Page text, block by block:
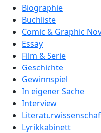
Biographie
Buchliste
Comic & Graphic
Essay
Film & Serie
Geschichte
Gewinnspiel
In eigener Sache
Interview
Lyrikkabinett